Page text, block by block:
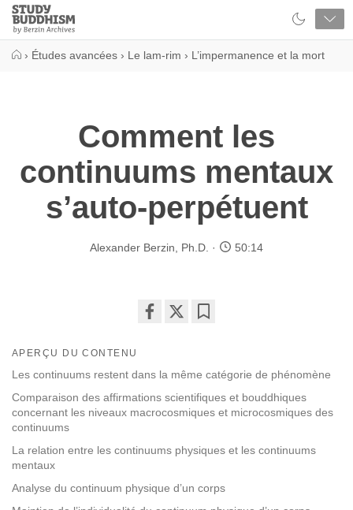
Close
Study
Buddhism
Home
› Études avancées › Le lam-rim › L’impermanence et la mort
Comment les
continuums mentaux
s’auto-perpétuent
Alexander Berzin, Ph.D. 50:14
facebook
APERÇU DU CONTENU
Les continuums restent dans la même catégorie de phénomène
Comparaison des affirmations scientifiques et bouddhiques
concernant les niveaux macrocosmiques et microcosmiques des
continuums
La relation entre les continuums physiques et les continuums
mentaux
Analyse du continuum physique d’un corps